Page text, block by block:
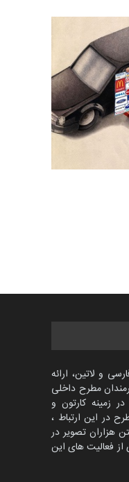
و لاتین، ارائه
مطرح داخلی
زمینه کارتون و
در این ارتباط ،
هزاران تصویر در
فعالیت های این